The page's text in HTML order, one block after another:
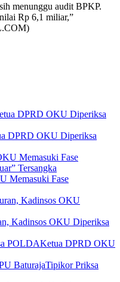
menunggu audit BPKP.
Rp 6,1 miliar,”
DPRD OKU Diperiksa
Memasuki Fase
Kadinsos OKU Diperiksa
Ketua DPRD OKU
Tipikor Priksa